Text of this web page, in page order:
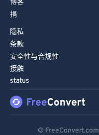
博客
捐
隐私
条款
安全性与合规性
接触
status
© FreeConvert.com